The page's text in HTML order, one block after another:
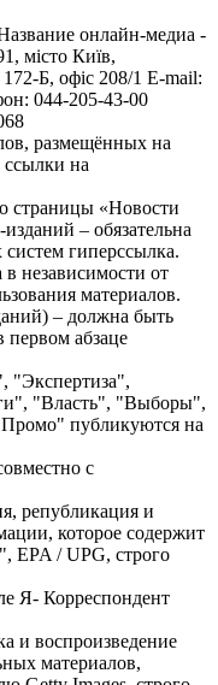
онлайн-медиа -
місто Київ,
Б, офіс 208/1 E-mail:
044-205-43-00
размещённых на
ссылки на
страницы «Новости
– обязательна
гиперссылка.
независимости от
материалов.
– должна быть
первом абзаце
"Экспертиза",
"Власть", "Выборы",
публикуются на
с
републикация и
которое содержит
EPA / UPG, строго
Я- Корреспондент
и воспроизведение
материалов,